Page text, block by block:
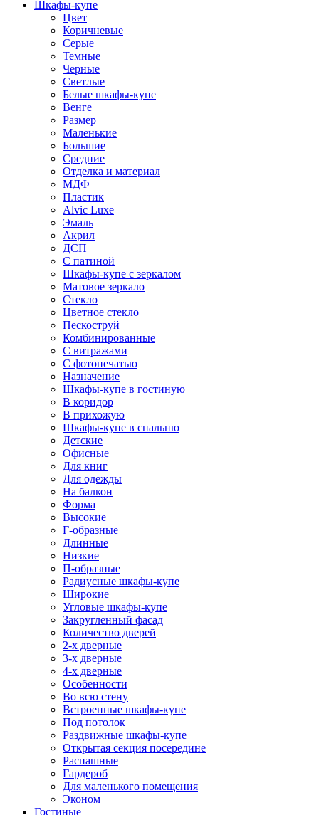
Шкафы-купе
Цвет
Коричневые
Серые
Темные
Черные
Светлые
Белые шкафы-купе
Венге
Размер
Маленькие
Большие
Средние
Отделка и материал
МДФ
Пластик
Alvic Luxe
Эмаль
Акрил
ДСП
С патиной
Шкафы-купе с зеркалом
Матовое зеркало
Стекло
Цветное стекло
Пескоструй
Комбинированные
С витражами
С фотопечатью
Назначение
Шкафы-купе в гостиную
В коридор
В прихожую
Шкафы-купе в спальню
Детские
Офисные
Для книг
Для одежды
На балкон
Форма
Высокие
Г-образные
Длинные
Низкие
П-образные
Радиусные шкафы-купе
Широкие
Угловые шкафы-купе
Закругленный фасад
Количество дверей
2-х дверные
3-х дверные
4-х дверные
Особенности
Во всю стену
Встроенные шкафы-купе
Под потолок
Раздвижные шкафы-купе
Открытая секция посередине
Распашные
Гардероб
Для маленького помещения
Эконом
Гостиные